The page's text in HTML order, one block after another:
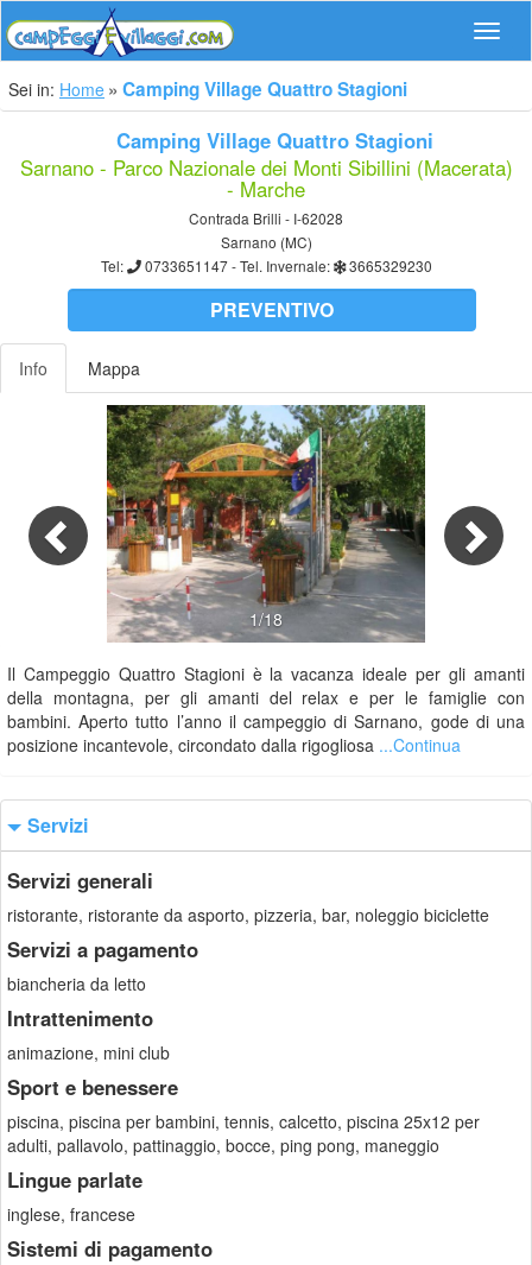
Sei in: Home Camping Village Quattro Stagioni
Camping Village Quattro Stagioni
Sarnano - Parco Nazionale dei Monti Sibillini (Macerata)
- Marche
Contrada Brilli - I-62028
Sarnano (MC)
Tel:
0733651147 - Tel. Invernale: 3665329230
PREVENTIVO
Info Mappa
1/18
Previous
Il Campeggio Quattro Stagioni è la vacanza ideale per gli amanti
della montagna, per gli amanti del relax e per le famiglie con
bambini. Aperto tutto l’anno il campeggio di Sarnano, gode di una
posizione incantevole, circondato dalla rigogliosa ...Continua
Servizi
Servizi generali
ristorante, ristorante da asporto, pizzeria, bar, noleggio biciclette
Servizi a pagamento
biancheria da letto
Intrattenimento
animazione, mini club
Sport e benessere
piscina, piscina per bambini, tennis, calcetto, piscina 25x12 per
adulti, pallavolo, pattinaggio, bocce, ping pong, maneggio
Lingue parlate
inglese, francese
Sistemi di pagamento